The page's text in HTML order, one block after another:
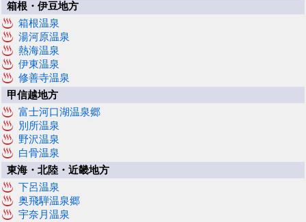
箱根・伊豆地方
箱根温泉
湯河原温泉
熱海温泉
伊東温泉
修善寺温泉
甲信越地方
富士河口湖温泉郷
別所温泉
野沢温泉
白骨温泉
東海・北陸・近畿地方
下呂温泉
奥飛騨温泉郷
宇奈月温泉